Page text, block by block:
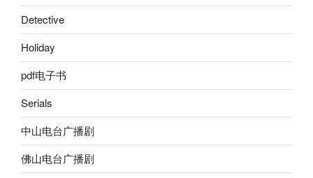
Detective
Holiday
pdf电子书
Serials
中山电台广播剧
佛山电台广播剧